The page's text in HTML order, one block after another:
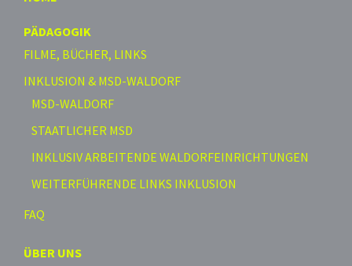
PÄDAGOGIK
FILME, BÜCHER, LINKS
INKLUSION & MSD-WALDORF
MSD-WALDORF
STAATLICHER MSD
INKLUSIV ARBEITENDE WALDORFEINRICHTUNGEN
WEITERFÜHRENDE LINKS INKLUSION
FAQ
ÜBER UNS